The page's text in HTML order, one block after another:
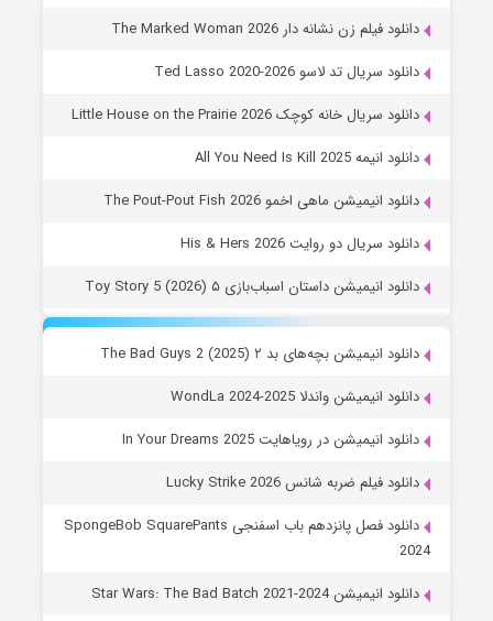
دانلود فیلم زن نشانه دار The Marked Woman 2026
دانلود سریال تد لاسو Ted Lasso 2020-2026
دانلود سریال خانه کوچک Little House on the Prairie 2026
دانلود انیمه All You Need Is Kill 2025
دانلود انیمیشن ماهی اخمو The Pout-Pout Fish 2026
دانلود سریال دو روایت His & Hers 2026
دانلود انیمیشن داستان اسباب‌بازی ۵ Toy Story 5 (2026)
دانلود انیمیشن بچه‌های بد ۲ The Bad Guys 2 (2025)
دانلود انیمیشن واندلا WondLa 2024-2025
دانلود انیمیشن در رویاهایت In Your Dreams 2025
دانلود فیلم ضربه شانس Lucky Strike 2026
دانلود فصل پانزدهم باب اسفنجی SpongeBob SquarePants
2024
دانلود انیمیشن Star Wars: The Bad Batch 2021-2024